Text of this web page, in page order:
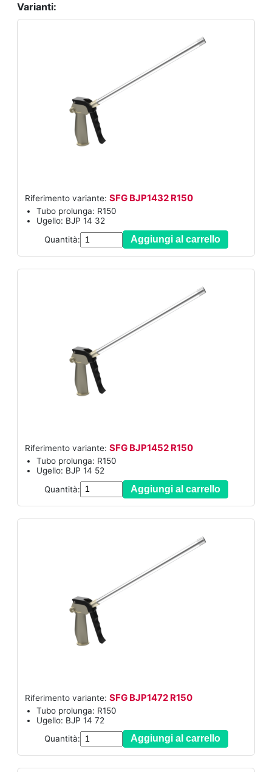
Varianti:
Riferimento variante: SFG BJP1432 R150
Tubo prolunga: R150
Ugello: BJP 14 32
Quantità:
Aggiungi al carrello
Riferimento variante: SFG BJP1452 R150
Tubo prolunga: R150
Ugello: BJP 14 52
Quantità:
Aggiungi al carrello
Riferimento variante: SFG BJP1472 R150
Tubo prolunga: R150
Ugello: BJP 14 72
Quantità:
Aggiungi al carrello